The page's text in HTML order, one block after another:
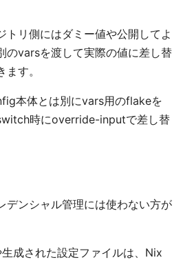
トリ側にはダミー値や公開してよ
のvarsを渡して実際の値に差し替
す。
本体とは別にvars用のflakeを
時にoverride-inputで差し替
デンシャル管理には使わない方が
成された設定ファイルは、Nix